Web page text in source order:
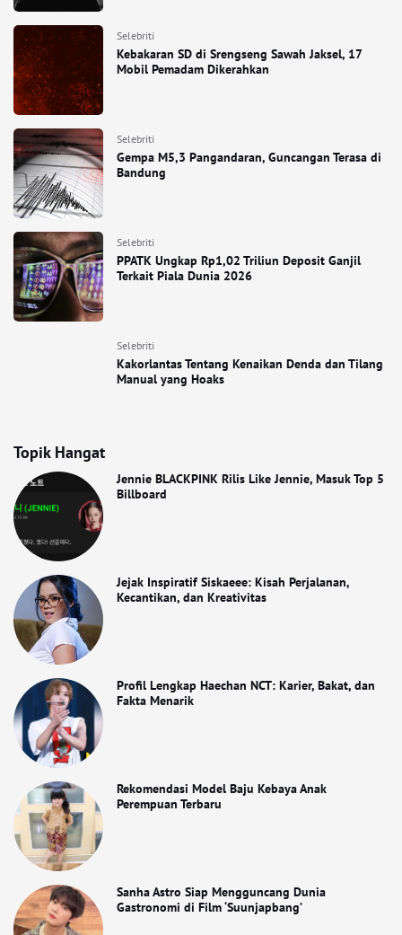
Selebriti
Kebakaran SD di Srengseng Sawah Jaksel, 17
Mobil Pemadam Dikerahkan
Selebriti
Gempa M5,3 Pangandaran, Guncangan Terasa di
Bandung
Selebriti
PPATK Ungkap Rp1,02 Triliun Deposit Ganjil
Terkait Piala Dunia 2026
Selebriti
Kakorlantas Tentang Kenaikan Denda dan Tilang
Manual yang Hoaks
Topik Hangat
Jennie BLACKPINK Rilis Like Jennie, Masuk Top 5
Billboard
Jejak Inspiratif Siskaeee: Kisah Perjalanan,
Kecantikan, dan Kreativitas
Profil Lengkap Haechan NCT: Karier, Bakat, dan
Fakta Menarik
Rekomendasi Model Baju Kebaya Anak
Perempuan Terbaru
Sanha Astro Siap Mengguncang Dunia
Gastronomi di Film ‘Suunjapbang’